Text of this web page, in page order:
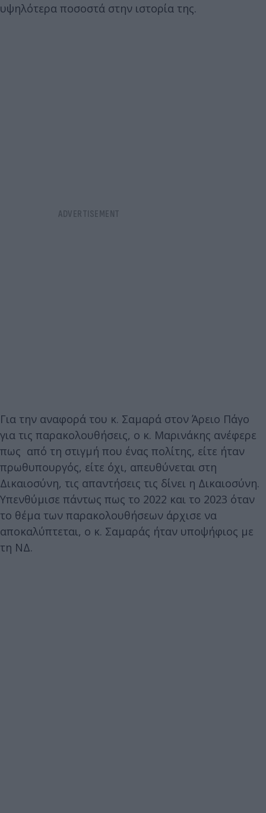
υψηλότερα ποσοστά στην ιστορία της.
Για την αναφορά του κ. Σαμαρά στον Άρειο Πάγο
για τις παρακολουθήσεις, ο κ. Μαρινάκης ανέφερε
πως από τη στιγμή που ένας πολίτης, είτε ήταν
πρωθυπουργός, είτε όχι, απευθύνεται στη
Δικαιοσύνη, τις απαντήσεις τις δίνει η Δικαιοσύνη.
Υπενθύμισε πάντως πως το 2022 και το 2023 όταν
το θέμα των παρακολουθήσεων άρχισε να
αποκαλύπτεται, ο κ. Σαμαράς ήταν υποψήφιος με
τη ΝΔ.